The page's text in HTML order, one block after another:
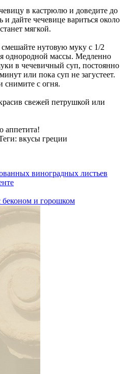
в кастрюлю и доведите до
дайте чечевице вариться около
мягкой.
нутовую муку с 1/2
однородной массы. Медленно
в чечевичный суп, постоянно
или пока суп не загустеет.
с огня.
свежей петрушкой или
аппетита!
вкусы греции
виноградных листьев
беконом и горошком